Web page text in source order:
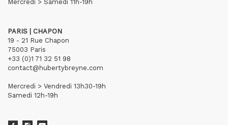
Mercredi > Samedi 11h-19h
PARIS | CHAPON
19 - 21 Rue Chapon
75003 Paris
+33 (0)1 71 32 51 98
contact@hubertybreyne.com
Mercredi > Vendredi 13h30-19h
Samedi 12h-19h